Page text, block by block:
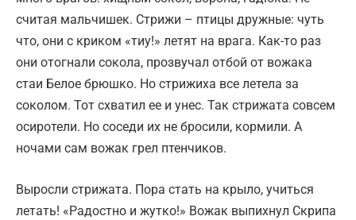
считая мальчишек. Стрижи – птицы дружные: чуть
что, они с криком «тиу!» летят на врага. Как-то раз
они отогнали сокола, прозвучал отбой от вожака
стаи Белое брюшко. Но стрижиха все летела за
соколом. Тот схватил ее и унес. Так стрижата совсем
осиротели. Но соседи их не бросили, кормили. А
ночами сам вожак грел птенчиков.
Выросли стрижата. Пора стать на крыло, учиться
летать! «Радостно и жутко!» Вожак выпихнул Скрипа